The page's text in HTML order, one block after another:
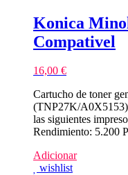
Konica
Compativel
16,00 €
Cartucho de toner
(TNP27K/A0X5153)
las siguientes
Rendimiento: 5.200
Adicionar
wishlist